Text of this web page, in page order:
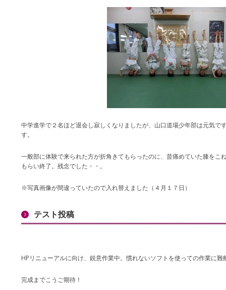
中学進学で２名ほど退会し寂しくなりましたが、山口道場少年部は元気で
す。
一般部に体験で来られた方が折角きてもらったのに、昔痛めていた膝をこ
もらい終了。残念でした・・。
※写真画像が間違っていたので入れ替えました（４月１７日）
テスト投稿
HPリニューアルに向け、鋭意作業中。慣れないソフトを使っての作業に難
完成までこうご期待！